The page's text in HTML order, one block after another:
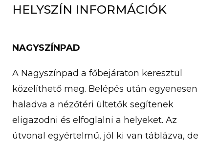
HELYSZÍN INFORMÁCIÓK
NAGYSZÍNPAD
A Nagyszínpad a főbejáraton keresztül
közelíthető meg. Belépés után egyenesen
haladva a nézőtéri ültetők segítenek
eligazodni és elfoglalni a helyeket. Az
útvonal egyértelmű, jól ki van táblázva, de